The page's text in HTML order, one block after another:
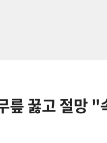
릎 꿇고 절망 "